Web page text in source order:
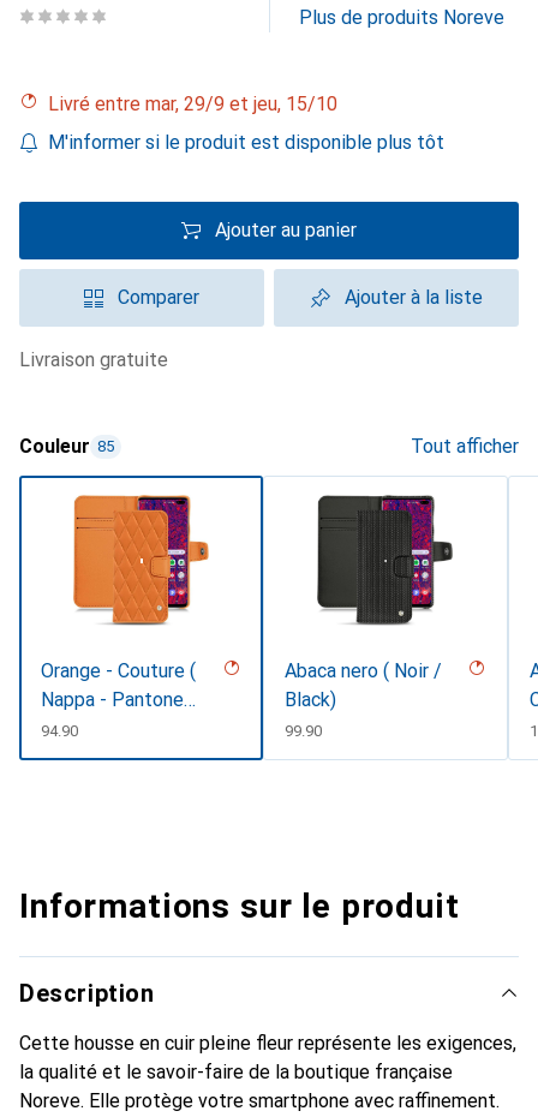
Plus de produits Noreve
Livré entre mar, 29/9 et jeu, 15/10
M'informer si le produit est disponible plus tôt
Ajouter au panier
Comparer Ajouter à la liste
livraison gratuite
Couleur 85 Tout afficher
Orange - Couture (
Nappa - Pantone
#ff9351 )
CHF
94.90
Abaca nero ( Noir /
Black)
CHF
99.90
Informations sur le produit
Description
Cette housse en cuir pleine fleur représente les exigences,
la qualité et le savoir-faire de la boutique française
Noreve. Elle protège votre smartphone avec raffinement.